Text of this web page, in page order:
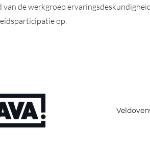
van de werkgroep
op.